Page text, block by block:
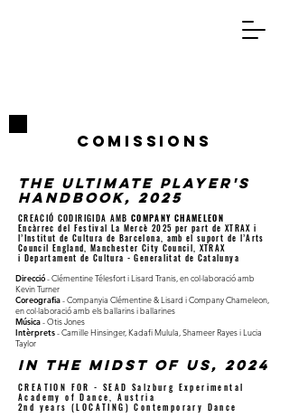
COmissions
The Ultimate player's
handbook, 2025
CREACIÓ CODIRIGIDA AMB COMPANY CHAMELEON
Encàrrec del Festival La Mercè 2025 per part de XTRAX i
l’Institut de Cultura de Barcelona, amb el suport de l’Arts
Council England, Manchester City Council, XTRAX
i Departament de Cultura - Generalitat de Catalunya
Direcció- Clémentine Télesfort i Lisard Tranis, en col·laboració amb
Kevin Turner
Coreografia- Companyia Clémentine & Lisard i Company Chameleon,
en col·laboració amb els ballarins i ballarines
Música- Otis Jones
Intèrprets- Camille Hinsinger, Kadafi Mulula, Shameer Rayes i Lucia
Taylor
In The Midst of us, 2024
CREATION FOR - SEAD Salzburg Experimental
Academy of Dance, Austria
2nd years (LOCATING) Contemporary Dance